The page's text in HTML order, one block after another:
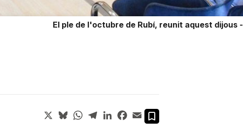
El ple de l'octubre de Rubí, reunit aquest dijous -
X BlueskyWhatsApp
TelegramLinkedInFacebook
Email